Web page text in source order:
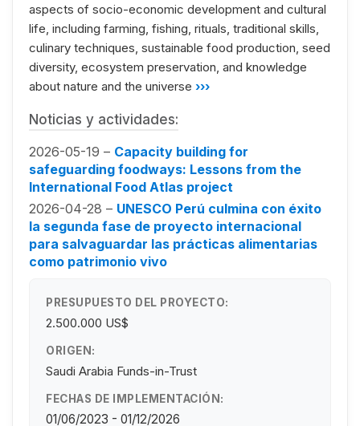
aspects of socio-economic development and cultural
life, including farming, fishing, rituals, traditional skills,
culinary techniques, sustainable food production, seed
diversity, ecosystem preservation, and knowledge
about nature and the universe ›››
Noticias y actividades:
2026-05-19 – Capacity building for
safeguarding foodways: Lessons from the
International Food Atlas project
2026-04-28 – UNESCO Perú culmina con éxito
la segunda fase de proyecto internacional
para salvaguardar las prácticas alimentarias
como patrimonio vivo
PRESUPUESTO DEL PROYECTO:
2.500.000 US$
ORIGEN:
Saudi Arabia Funds-in-Trust
FECHAS DE IMPLEMENTACIÓN:
01/06/2023 - 01/12/2026